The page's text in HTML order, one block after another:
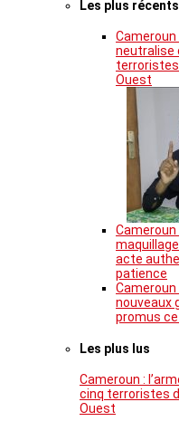
Les plus récents
Cameroun
neutralise
terroristes
Ouest
Cameroun
acte
patience
Cameroun
nouveaux
promus
Les plus lus
Cameroun :
cinq terroristes
Ouest